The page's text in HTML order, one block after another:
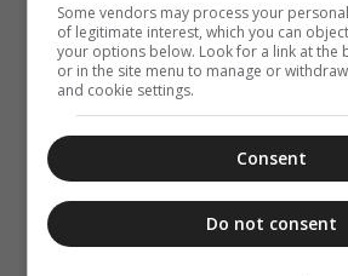
Some vendors may process your
of legitimate interest, which you can
your options below. Look for a link at the
or in the site menu to manage or
and cookie settings.
Consent
Do not consent